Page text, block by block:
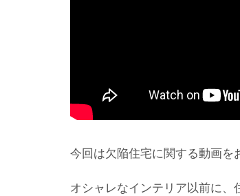
今回は欠陥住宅に関する動画を
オシャレなインテリア以前に、